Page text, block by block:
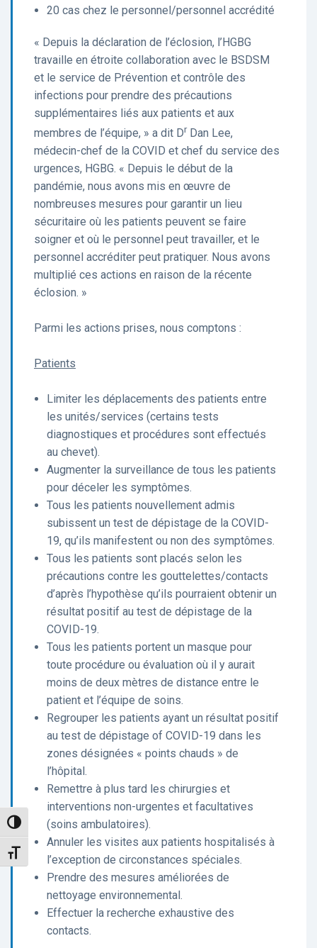
Toggle High Contrast
Toggle Font size
20 cas chez le personnel/personnel accrédité
« Depuis la déclaration de l’éclosion, l’HGBG
travaille en étroite collaboration avec le BSDSM
et le service de Prévention et contrôle des
infections pour prendre des précautions
supplémentaires liés aux patients et aux
membres de l’équipe, » a dit Dr Dan Lee,
médecin-chef de la COVID et chef du service des
urgences, HGBG. « Depuis le début de la
pandémie, nous avons mis en œuvre de
nombreuses mesures pour garantir un lieu
sécuritaire où les patients peuvent se faire
soigner et où le personnel peut travailler, et le
personnel accréditer peut pratiquer. Nous avons
multiplié ces actions en raison de la récente
éclosion. »
Parmi les actions prises, nous comptons :
Patients
Limiter les déplacements des patients entre
les unités/services (certains tests
diagnostiques et procédures sont effectués
au chevet).
Augmenter la surveillance de tous les patients
pour déceler les symptômes.
Tous les patients nouvellement admis
subissent un test de dépistage de la COVID-
19, qu’ils manifestent ou non des symptômes.
Tous les patients sont placés selon les
précautions contre les gouttelettes/contacts
d’après l’hypothèse qu’ils pourraient obtenir un
résultat positif au test de dépistage de la
COVID-19.
Tous les patients portent un masque pour
toute procédure ou évaluation où il y aurait
moins de deux mètres de distance entre le
patient et l’équipe de soins.
Regrouper les patients ayant un résultat positif
au test de dépistage of COVID-19 dans les
zones désignées « points chauds » de
l’hôpital.
Remettre à plus tard les chirurgies et
interventions non-urgentes et facultatives
(soins ambulatoires).
Annuler les visites aux patients hospitalisés à
l’exception de circonstances spéciales.
Prendre des mesures améliorées de
nettoyage environnemental.
Effectuer la recherche exhaustive des
contacts.